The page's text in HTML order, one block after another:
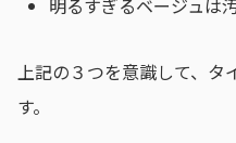
上記の３つを意識して、
す。